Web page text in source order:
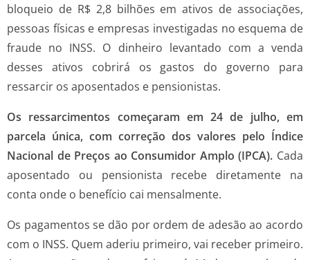
bloqueio de R$ 2,8 bilhões em ativos de associações,
pessoas físicas e empresas investigadas no esquema de
fraude no INSS. O dinheiro levantado com a venda
desses ativos cobrirá os gastos do governo para
ressarcir os aposentados e pensionistas.
Os ressarcimentos começaram em 24 de julho, em
parcela única, com correção dos valores pelo Índice
Nacional de Preços ao Consumidor Amplo (IPCA). Cada
aposentado ou pensionista recebe diretamente na
conta onde o benefício cai mensalmente.
Os pagamentos se dão por ordem de adesão ao acordo
com o INSS. Quem aderiu primeiro, vai receber primeiro.